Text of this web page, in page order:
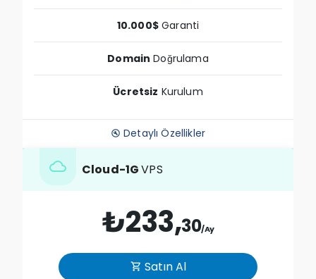
10.000$Garanti
Domain Doğrulama
Ücretsiz Kurulum
build_circle Detaylı Özellikler
cloud Cloud-1GVPS
₺233,30/Ay
shopping_cart Satın Al